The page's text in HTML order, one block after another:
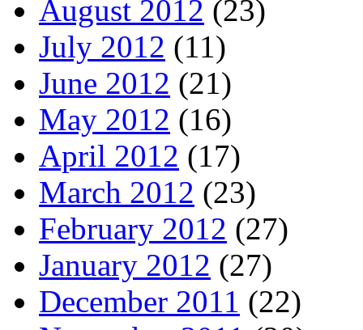
August 2012 (23)
July 2012 (11)
June 2012 (21)
May 2012 (16)
April 2012 (17)
March 2012 (23)
February 2012 (27)
January 2012 (27)
December 2011 (22)